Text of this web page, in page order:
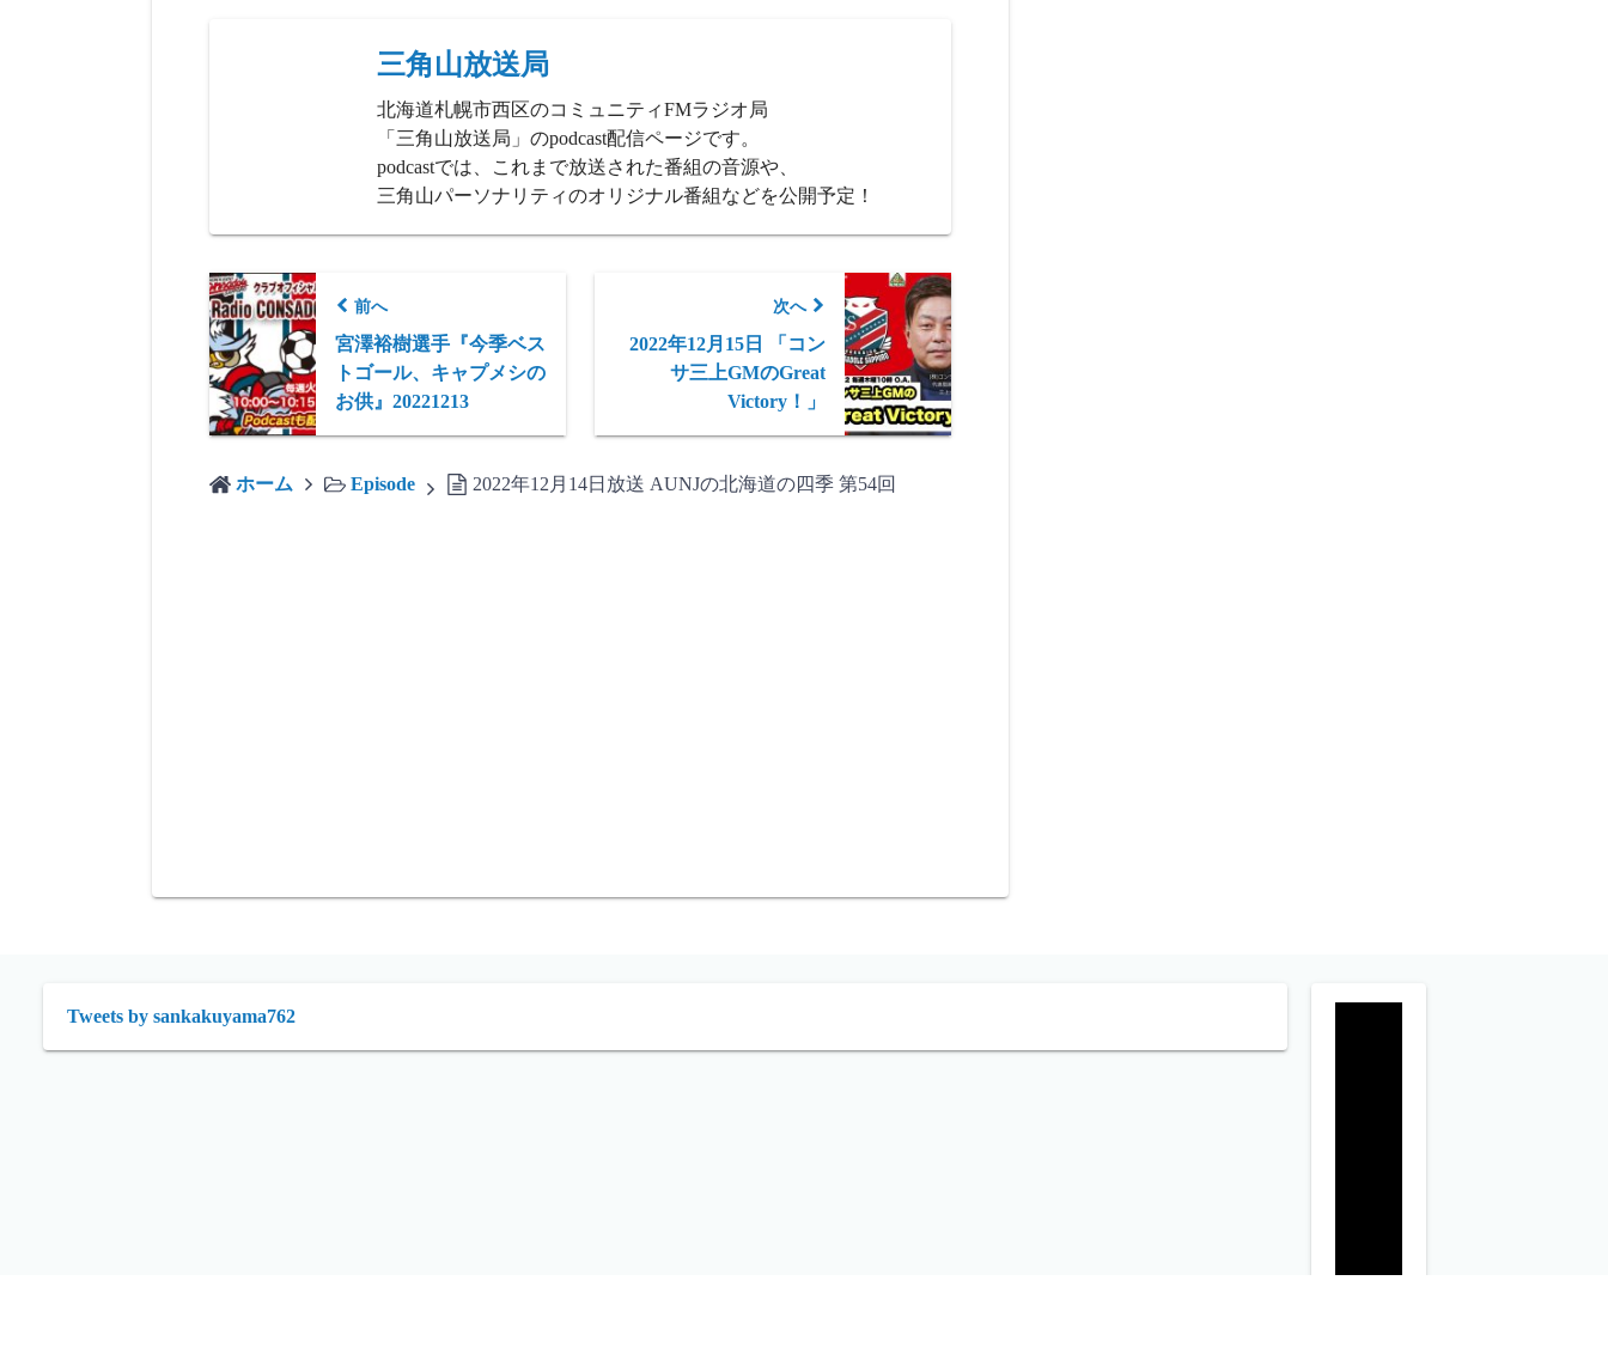
三角山放送局
北海道札幌市西区のコミュニティFMラジオ局
「三角山放送局」のpodcast配信ページです。
podcastでは、これまで放送された番組の音源や、
三角山パーソナリティのオリジナル番組などを公開予定！
前へ
宮澤裕樹選手『今季ベス
トゴール、キャプメシの
お供』20221213
次へ
2022年12月15日 「コン
サ三上GMのGreat
Victory！」
ホーム Episode 2022年12月14日放送 AUNJの北海道の四季 第54回
Tweets by sankakuyama762